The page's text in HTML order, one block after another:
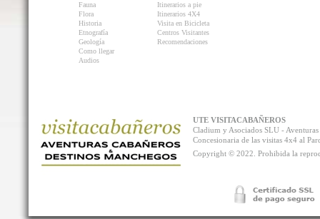
Fauna
Flora
Historia
Etnografía
Geología
Como llegar
Audios
Itinerarios a pie
Itinerarios 4X4
Visita en Bicicleta
Centros Visitantes
Recomendaciones
UTE VISITACABAÑEROS
Cladium y Asociados SLU -
Concesionaria de las visitas 4x4 al
Copyright © 2022. Prohibida la